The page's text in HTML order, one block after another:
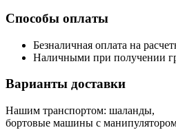
Способы оплаты
Безналичная оплата на
Наличными при получении
Варианты доставки
Нашим транспортом: шаланды,
бортовые машины с